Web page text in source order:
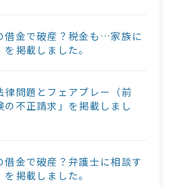
借金で破産？税金も…家族に
掲載しました。
律問題とフェアプレー（前
不正請求」を掲載しまし
金で破産？弁護士に相談す
掲載しました。